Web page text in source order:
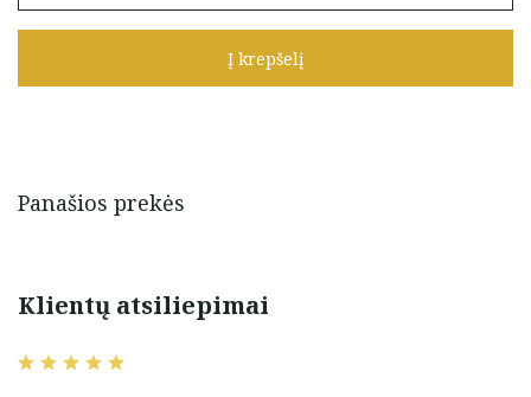
Auksiniai
Į krepšelį
Panašios prekės
Klientų atsiliepimai